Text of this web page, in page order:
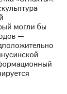
могли бы
—